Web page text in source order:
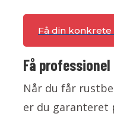
Få din konkrete
Få
Når du får
er du garanteret